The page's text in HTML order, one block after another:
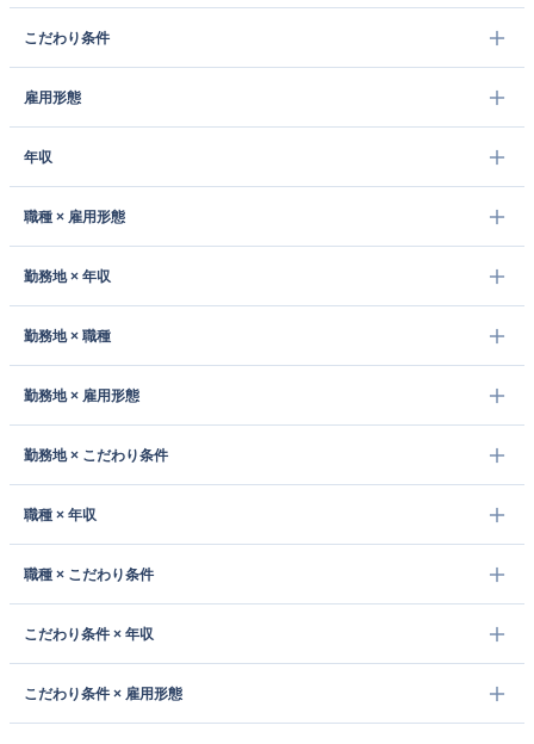
こだわり条件
雇用形態
年収
職種 × 雇用形態
勤務地 × 年収
勤務地 × 職種
勤務地 × 雇用形態
勤務地 × こだわり条件
職種 × 年収
職種 × こだわり条件
こだわり条件 × 年収
こだわり条件 × 雇用形態